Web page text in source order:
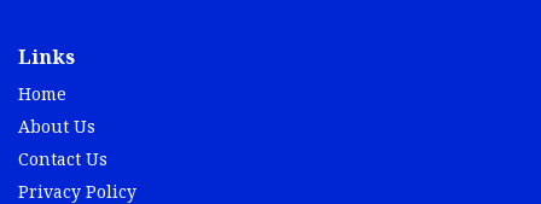
Links
Home
About Us
Contact Us
Privacy Policy